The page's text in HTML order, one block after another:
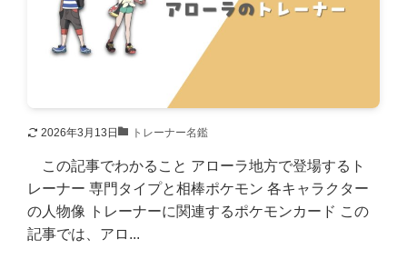
2026年3月13日 トレーナー名鑑
この記事でわかること アローラ地方で登場するト
レーナー 専門タイプと相棒ポケモン 各キャラクター
の人物像 トレーナーに関連するポケモンカード この
記事では、アロ...